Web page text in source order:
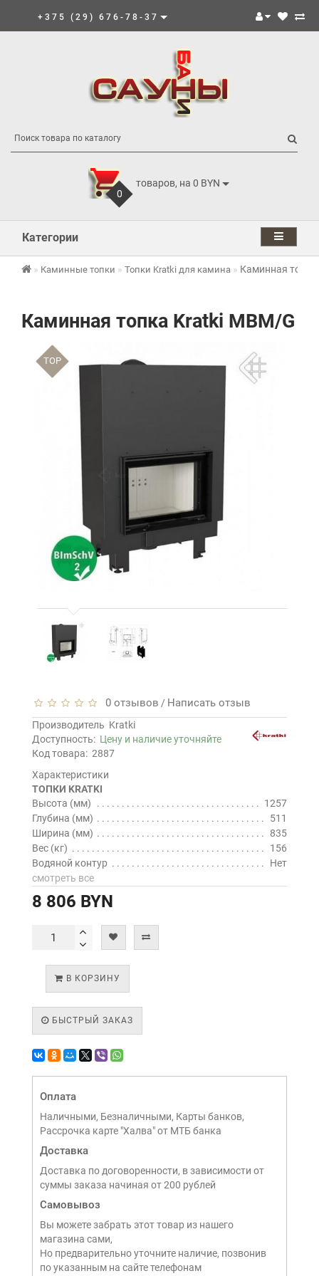
+375 (29) 676-78-37
0
товаров, на 0 BYN
Категории
Каминные топки Топки Kratki для камина Каминная
Каминная топка Kratki MBM/G
TOP
0 отзывов / Написать отзыв
Производитель Kratki
Доступность: Цену и наличие уточняйте
Код товара: 2887
Характеристики
ТОПКИ KRATKI
Высота (мм)
1257
Глубина (мм)
511
Ширина (мм)
835
Вес (кг)
156
Водяной контур
Нет
смотреть все
8 806 BYN
В КОРЗИНУ
БЫСТРЫЙ ЗАКАЗ
Оплата
Наличными, Безналичными, Карты банков,
Рассрочка карте "Халва" от МТБ банка
Доставка
Доставка по договоренности, в зависимости от
суммы заказа начиная от 200 рублей
Самовывоз
Вы можете забрать этот товар из нашего
магазина сами,
Но предварительно уточните наличие, позвонив
по указанным на сайте телефонам